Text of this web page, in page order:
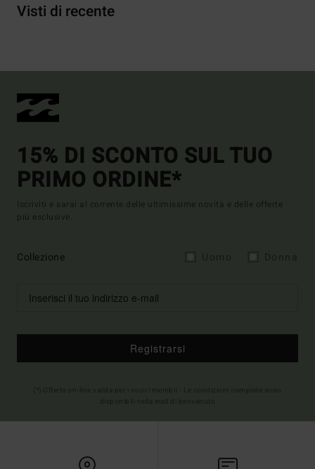
Visti di recente
15% DI SCONTO SUL TUO
PRIMO ORDINE*
Iscriviti e sarai al corrente delle ultimissime novità e delle offerte
più esclusive.
Collezione
Registrarsi